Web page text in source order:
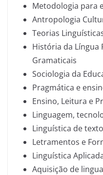
Metodologia para
Antropologia
Teorias
História da Língua
Gramaticais
Sociologia da
Pragmática e
Ensino, Leitura e
Linguagem,
Linguística de texto
Letramentos e
Linguística
Aquisição de